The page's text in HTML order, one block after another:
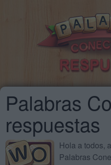
Palabras
respuestas
Hola a todos,
Palabras